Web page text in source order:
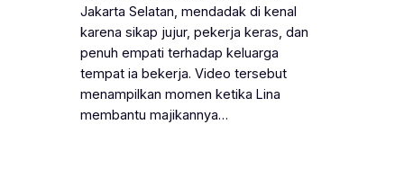
Jakarta Selatan, mendadak di kenal
karena sikap jujur, pekerja keras, dan
penuh empati terhadap keluarga
tempat ia bekerja. Video tersebut
menampilkan momen ketika Lina
membantu majikannya…